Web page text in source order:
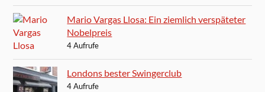
Mario Vargas Llosa: Ein ziemlich verspäteter
Nobelpreis
4 Aufrufe
Londons bester Swingerclub
4 Aufrufe